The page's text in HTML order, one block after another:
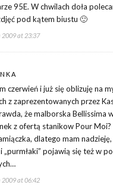
95E. W chwilach doła
pod kątem biustu 🙂
2009 at 23:37
czerwień i już się oblizuję na
z zaprezentowanych przez
że malborska Bellissima
z ofertą stanikow Pour Moi?
dlatego mam nadzieję,
„purmłaki” pojawią się też w
2009 at 06:42